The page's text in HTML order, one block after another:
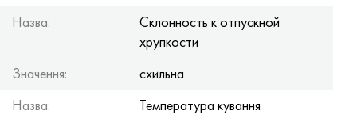
Назва:
Склонность к отпускной
хрупкости
Значення:
схильна
Назва:
Температура кування